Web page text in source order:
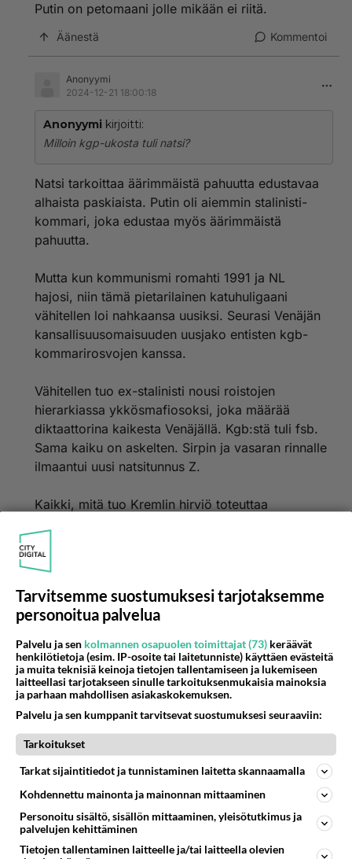
Putin on petomaani jolle mikään ei riitä.
Äänestä Kommentoi
Anonyymi
2024-12-21 18:00:18
Anonyymi kirjoitti:
Milloin kgp-ukosta tuli natsi?
Natsi tarkoittaa äärimmäistä pahuutta edustavaa
alhaista paskiaista. Putin oli aiemmin stalinisti-
kommari, joka edustaa myös äärimmäistä
pahuutta.
Mutta kun kommunismi romahti 1991 ja NL
hajosi, niin tämä pietarilainen katuhuligaani
vähitellen loi nahkaansa uusiksi. Seurasi Venäjän
kansallisuusomaisuuden uusjako entisten kgb-
kommarirosvojen kanssa.
Vähitellen tuo ex-stalinisti nousi roistojen
hierarkiassa ykkösmafiosoksi, joka määrää
diktaattorina kaikesta Venäjällä. Kgb:stä tuli fsb.
Sama kaiku on askelten. Sirpin ja vasaran rinnalle
ilmaantui uusi natsitunnus Z.
Kaikki, mitä tuo Kremlin hirviö toteuttaa
tarkastelee tätä, niin pakostakin toteaa Putinin
natsiksi, joka on maustanut diktatuuriaan
Äänestä
Tarvitsemme suostumuksesi tarjotaksemme
personoitua palvelua
Palvelu ja sen kolmannen osapuolen toimittajat (73) keräävät
henkilötietoja (esim. IP-osoite tai laitetunniste) käyttäen evästeitä
ja muita teknisiä keinoja tietojen tallentamiseen ja lukemiseen
laitteellasi tarjotakseen sinulle tarkoituksenmukaisia mainoksia
ja parhaan mahdollisen asiakaskokemuksen.
Palvelu ja sen kumppanit tarvitsevat suostumuksesi seuraaviin:
Tarkoitukset
Tarkat sijaintitiedot ja tunnistaminen laitetta skannaamalla
Kohdennettu mainonta ja mainonnan mittaaminen
Personoitu sisältö, sisällön mittaaminen, yleisötutkimus ja
palvelujen kehittäminen
Tietojen tallentaminen laitteelle ja/tai laitteella olevien